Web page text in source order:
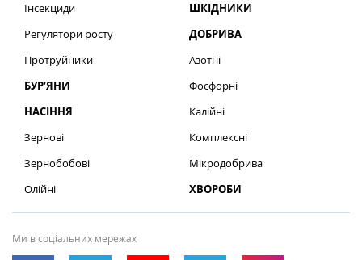
Інсекциди
Регулятори росту
Протруйники
БУР’ЯНИ
НАСІННЯ
Зернові
Зернобобові
Олійні
ШКІДНИКИ
ДОБРИВА
Азотні
Фосфорні
Калійні
Комплексні
Мікродобрива
ХВОРОБИ
Ми в соціальних мережах